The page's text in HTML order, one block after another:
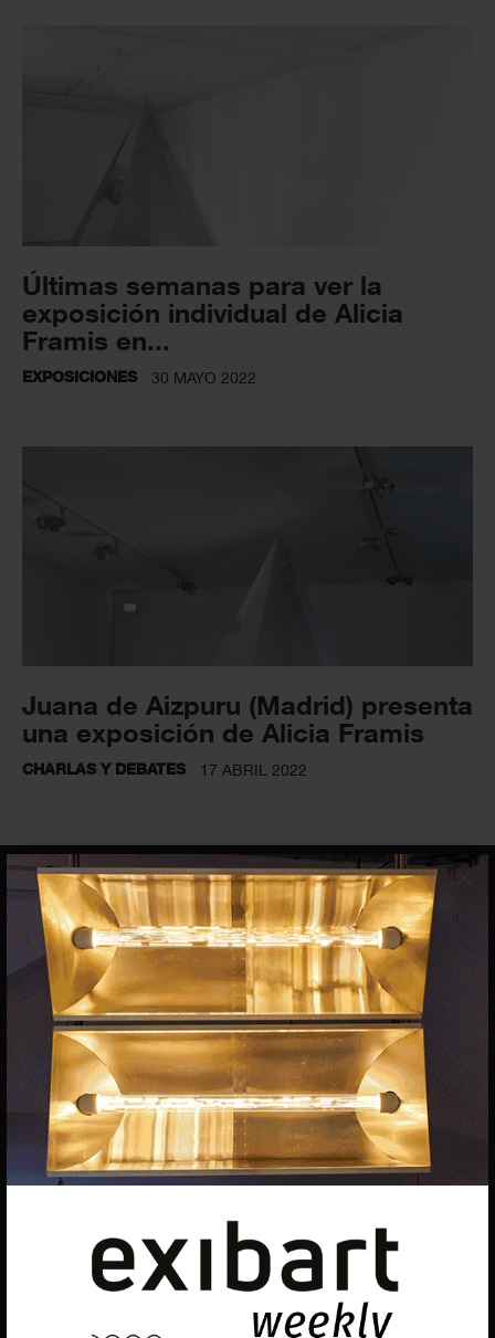
×
Últimas semanas para ver la
exposición individual de Alicia
Framis en...
EXPOSICIONES 30 MAYO 2022
Juana de Aizpuru (Madrid) presenta
una exposición de Alicia Framis
CHARLAS Y DEBATES 17 ABRIL 2022
EQUIPO
Dirección general
Uros Gorgone
Federico Pazzagli
Dirección exibart.es
Carolina Ciuti
Administración
Evelyn Parretti
Francesca Grismondi
Programación y diseño web
Giovanni Costante